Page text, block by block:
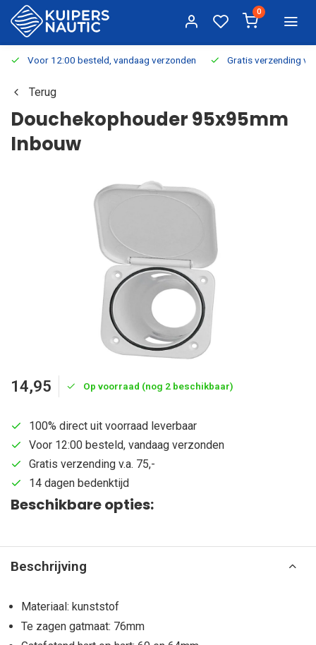
0
Voor 12:00 besteld, vandaag verzonden Gratis verzending
Terug
Douchekophouder 95x95mm
Inbouw
14,95 Op voorraad (nog 2 beschikbaar)
100% direct uit voorraad leverbaar
Voor 12:00 besteld, vandaag verzonden
Gratis verzending v.a. 75,-
14 dagen bedenktijd
Beschikbare opties:
Beschrijving
Materiaal: kunststof
Te zagen gatmaat: 76mm